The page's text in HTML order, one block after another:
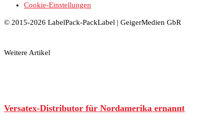
Cookie-Einstellungen
© 2015-2026 LabelPack-PackLabel | GeigerMedien GbR
Weitere Artikel
Versatex-Distributor für Nordamerika ernannt